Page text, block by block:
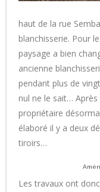
haut de la rue
blanchisserie. Pour
paysage a bien
ancienne
pendant plus de
nul ne le sait…
propriétaire
élaboré il y a deux
tiroirs…
Les travaux ont